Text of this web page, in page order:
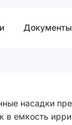
Документы
насадки
в емкость